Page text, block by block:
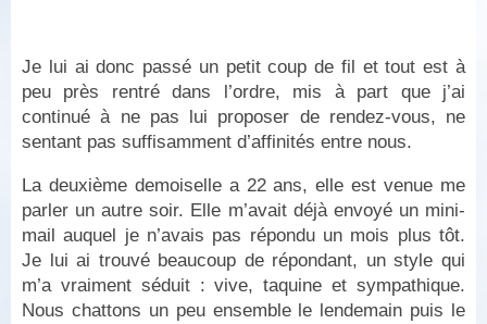
Je lui ai donc passé un petit coup de fil et tout est à
peu près rentré dans l’ordre, mis à part que j’ai
continué à ne pas lui proposer de rendez-vous, ne
sentant pas suffisamment d’affinités entre nous.
La deuxième demoiselle a 22 ans, elle est venue me
parler un autre soir. Elle m’avait déjà envoyé un mini-
mail auquel je n’avais pas répondu un mois plus tôt.
Je lui ai trouvé beaucoup de répondant, un style qui
m’a vraiment séduit : vive, taquine et sympathique.
Nous chattons un peu ensemble le lendemain puis le